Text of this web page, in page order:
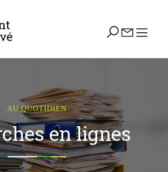
AU QUOTIDIEN
en lignes